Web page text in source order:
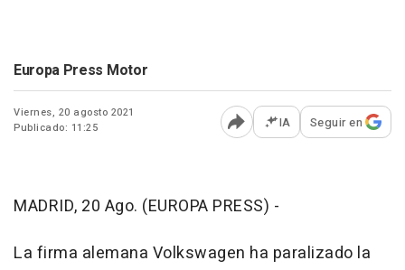
Europa Press Motor
Viernes, 20 agosto 2021
Publicado: 11:25
Abrir opciones para
IA Seguir en
MADRID, 20 Ago. (EUROPA PRESS) -
La firma alemana Volkswagen ha paralizado la